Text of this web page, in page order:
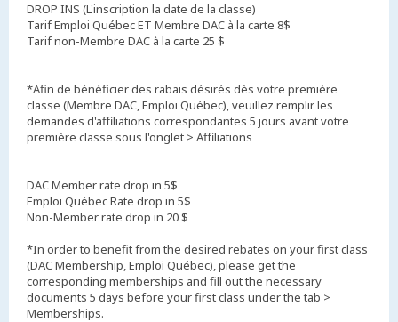
DROP INS (L'inscription la date de la classe)
Tarif Emploi Québec ET Membre DAC à la carte 8$
Tarif non-Membre DAC à la carte 25 $
*Afin de bénéficier des rabais désirés dès votre première
classe (Membre DAC, Emploi Québec), veuillez remplir les
demandes d'affiliations correspondantes 5 jours avant votre
première classe sous l'onglet > Affiliations
DAC Member rate drop in 5$
Emploi Québec Rate drop in 5$
Non-Member rate drop in 20 $
*In order to benefit from the desired rebates on your first class
(DAC Membership, Emploi Québec), please get the
corresponding memberships and fill out the necessary
documents 5 days before your first class under the tab >